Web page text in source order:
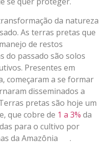
da natureza
As terras pretas que
de restos
do passado são solos
Presentes em
começaram a se formar
disseminados a
pretas são hoje um
que cobre de 1 a 3% da
para o cultivo por
da Amazônia .